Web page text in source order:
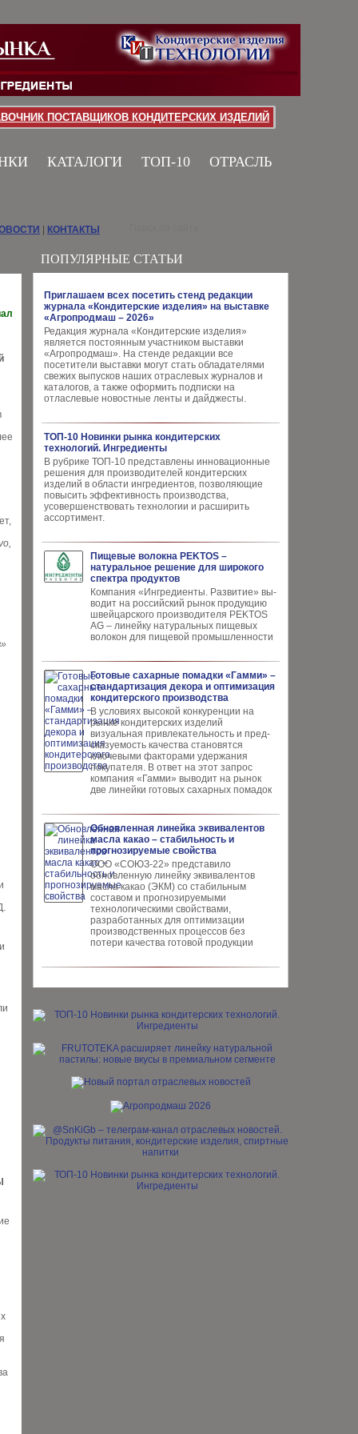
ПОСТАВЩИКОВ КОНДИТЕРСКИХ ИЗДЕЛИЙ
КАТАЛОГИ ТОП-10 ОТРАСЛЬ
ПОПУЛЯРНЫЕ СТАТЬИ
Приглашаем всех посетить стенд редакции
журнала «Кондитерские изделия» на выставке
«Агропродмаш – 2026»
Редакция журнала «Кондитерские изделия»
является постоянным участником выставки
«Агропродмаш». На стенде редакции все
посетители выставки могут стать обладателями
свежих выпусков наших отраслевых журналов и
каталогов, а также оформить подписки на
отласлевые новостные ленты и дайджесты.
ТОП-10 Новинки рынка кондитерских
технологий. Ингредиенты
В рубрике ТОП-10 представлены инновационные
решения для производителей кондитерских
изделий в области ингредиентов, позволяющие
повысить эффективность производства,
усовершенствовать технологии и расширить
ассортимент.
Пищевые волокна PEKTOS –
натуральное решение для широкого
спектра продуктов
Компания «Ингредиенты. Развитие» вы­
водит на российский рынок продукцию
швей­царского производителя PEKTOS
AG – ли­нейку натуральных пищевых
волокон для пи­щевой промышленности
Готовые сахарные помадки «Гамми» –
стандартизация декора и оптимизация
кондитерского производства
В условиях высокой кон­куренции на
рынке конди­терских изделий
визуальная привлекательность и пред­
сказуемость качества ста­новятся
ключевыми факто­рами удержания
покупателя. В ответ на этот запрос
компания «Гамми» выводит на рынок
две линейки готовых сахарных помадок
Обновленная линейка эквивалентов
масла какао – стабильность и
прогнозируемые свойства
ООО «СОЮЗ-22» представило
обновлен­ную линейку эквивалентов
масла ка­као (ЭКМ) со стабильным
составом и прогнозируемыми
технологическими свойствами,
разработанных для опти­мизации
производственных процес­сов без
потери качества готовой про­дукции
КОНТАКТЫ